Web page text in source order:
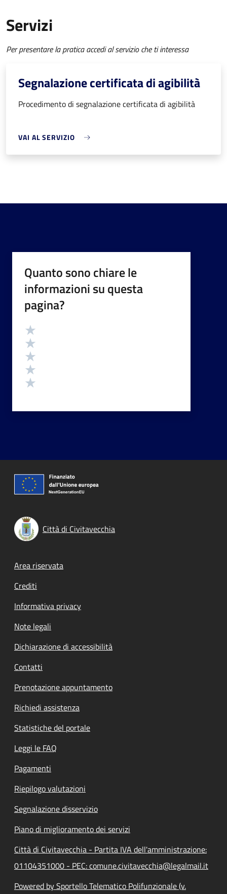
Servizi
Per presentare la pratica accedi al servizio che ti interessa
Segnalazione certificata di agibilità
Procedimento di segnalazione certificata di agibilità
VAI AL SERVIZIO
Quanto sono chiare le
informazioni su questa
pagina?
Valutazione
Città di Civitavecchia
Footer menu
Area riservata
Crediti
Informativa privacy
Note legali
Dichiarazione di accessibilità
Contatti
Prenotazione appuntamento
Richiedi assistenza
Statistiche del portale
Leggi le FAQ
Pagamenti
Riepilogo valutazioni
Segnalazione disservizio
Piano di miglioramento dei servizi
Città di Civitavecchia - Partita IVA dell'amministrazione:
01104351000 - PEC: comune.civitavecchia@legalmail.it
Powered by Sportello Telematico Polifunzionale (v.